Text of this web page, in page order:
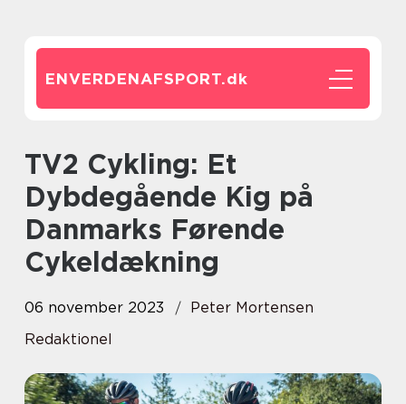
ENVERDENAFSPORT.dk
TV2 Cykling: Et
Dybdegående Kig på
Danmarks Førende
Cykeldækning
06 november 2023
Peter Mortensen
Redaktionel